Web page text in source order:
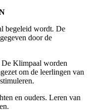
begeleid wordt. De
door de
De Klimpaal worden
om de leerlingen van
en ouders. Leren van